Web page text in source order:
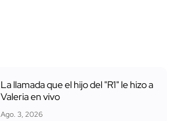
La llamada que el hijo del "R1" le hizo a
Valeria en vivo
Ago. 3, 2026